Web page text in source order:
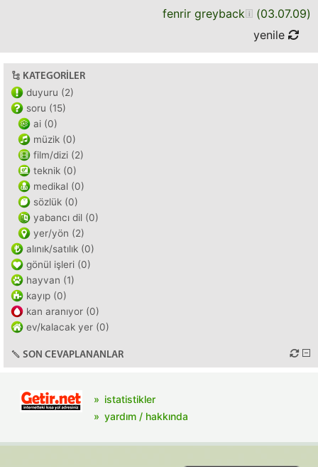
fenrir greyback (03.07.09)
yenile
KATEGORILER
duyuru (2)
soru (15)
ai (0)
müzik (0)
film/dizi (2)
teknik (0)
medikal (0)
sözlük (0)
yabancı dil (0)
yer/yön (2)
alınık/satılık (0)
gönül işleri (0)
hayvan (1)
kayıp (0)
kan aranıyor (0)
ev/kalacak yer (0)
SON CEVAPLANANLAR
istatistikler
yardım / hakkında